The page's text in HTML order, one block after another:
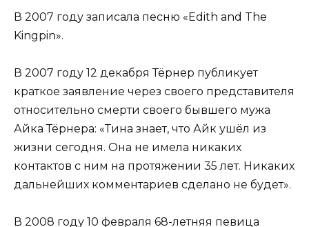
В 2007 году записала песню «Edith and The
Kingpin».
В 2007 году 12 декабря Тёрнер публикует
краткое заявление через своего представителя
относительно смерти своего бывшего мужа
Айка Тёрнера: «Тина знает, что Айк ушёл из
жизни сегодня. Она не имела никаких
контактов с ним на протяжении 35 лет. Никаких
дальнейших комментариев сделано не будет».
В 2008 году 10 февраля 68-летняя певица